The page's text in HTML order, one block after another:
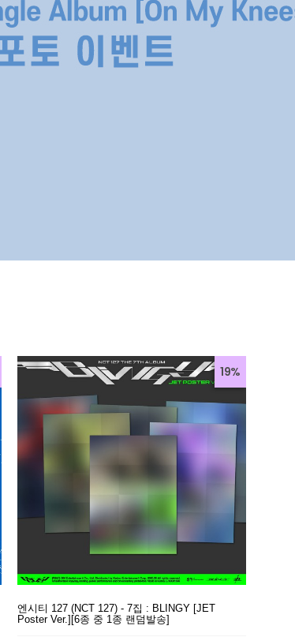
19%
엔시티 127 (NCT 127) - 7집 : BLINGY [JET
Poster Ver.][6종 중 1종 랜덤발송]